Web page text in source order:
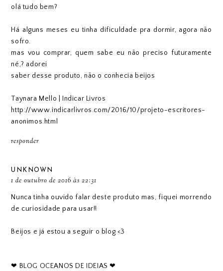
olá tudo bem?
Há alguns meses eu tinha dificuldade pra dormir, agora não
sofro.
mas vou comprar, quem sabe eu não preciso futuramente
né,? adorei
saber desse produto, não o conhecia beijos
Taynara Mello | Indicar Livros
http://www.indicarlivros.com/2016/10/projeto-escritores-
anonimos.html
responder
UNKNOWN
1 de outubro de 2016 às 22:31
Nunca tinha ouvido falar deste produto mas, fiquei morrendo
de curiosidade para usar!!
Beijos e já estou a seguir o blog <3
❤ BLOG OCEANOS DE IDEIAS ❤